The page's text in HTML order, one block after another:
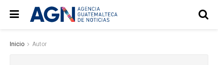
Inicio Autor